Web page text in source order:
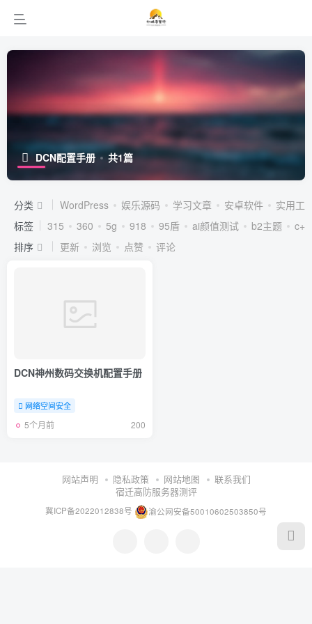
DCN配置手册 共1篇
分类 WordPress 娱乐源码 学习文章 安卓软件
实用工
标签
315 360 5g 918 95盾 ai颜值测试 b2主题
c++
排序
更新 浏览 点赞 评论
DCN神州数码交换机配置手册
网络空间安全
5个月前 200
网站声明 隐私政策 网站地图
联系我们
宿迁高防服务器测评
冀ICP备2022012838号 渝公网安备50010602503850号